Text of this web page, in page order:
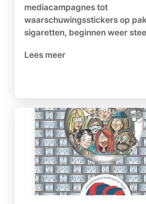
mediacampagnes tot
waarschuwingsstickers op
sigaretten, beginnen weer
Lees meer